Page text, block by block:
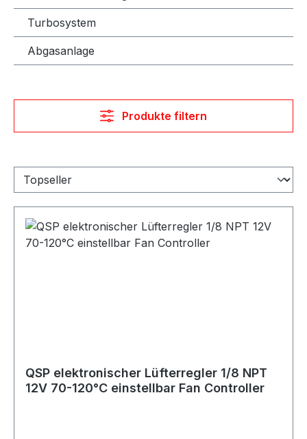
Turbosystem
Abgasanlage
Produkte filtern
QSP elektronischer Lüfterregler 1/8 NPT
12V 70-120°C einstellbar Fan Controller